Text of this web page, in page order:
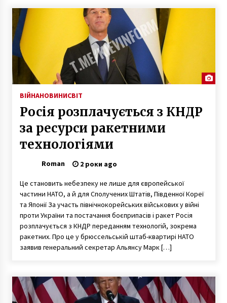
ВІЙНАНОВИНИСВІТ
Росія розплачується з КНДР
за ресурси ракетними
технологіями
Roman 2 роки ago
Це становить небезпеку не лише для європейської
частини НАТО, а й для Сполучених Штатів, Південної Кореї
та Японії За участь північнокорейських військових у війні
проти України та постачання боєприпасів і ракет Росія
розплачується з КНДР переданням технологій, зокрема
ракетних. Про це у брюссельській штаб-квартирі НАТО
заявив генеральний секретар Альянсу Марк […]